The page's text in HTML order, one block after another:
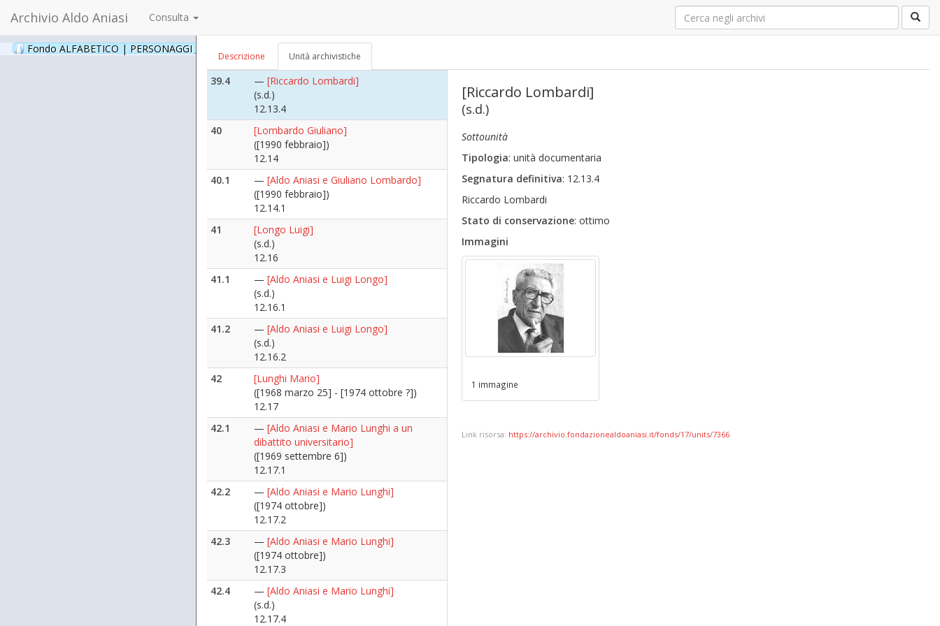
Archivio Aldo Aniasi Consulta
Fondo ALFABETICO | PERSONAGGI _ Archivio Fotografico
Descrizione Unità archivistiche
12.13.3
39.4
— [Riccardo Lombardi]
(s.d.)
12.13.4
40
[Lombardo Giuliano]
([1990 febbraio])
12.14
40.1
— [Aldo Aniasi e Giuliano Lombardo]
([1990 febbraio])
12.14.1
41
[Longo Luigi]
(s.d.)
12.16
41.1
— [Aldo Aniasi e Luigi Longo]
(s.d.)
12.16.1
41.2
— [Aldo Aniasi e Luigi Longo]
(s.d.)
12.16.2
42
[Lunghi Mario]
([1968 marzo 25] - [1974 ottobre ?])
12.17
42.1
— [Aldo Aniasi e Mario Lunghi a un
dibattito universitario]
([1969 settembre 6])
12.17.1
42.2
— [Aldo Aniasi e Mario Lunghi]
([1974 ottobre])
12.17.2
42.3
— [Aldo Aniasi e Mario Lunghi]
([1974 ottobre])
12.17.3
42.4
— [Aldo Aniasi e Mario Lunghi]
(s.d.)
12.17.4
[Riccardo Lombardi]
(s.d.)
Sottounità
Tipologia: unità documentaria
Segnatura definitiva: 12.13.4
Riccardo Lombardi
Stato di conservazione: ottimo
Immagini
1 immagine
Link risorsa: https://archivio.fondazionealdoaniasi.it/fonds/17/units/7366